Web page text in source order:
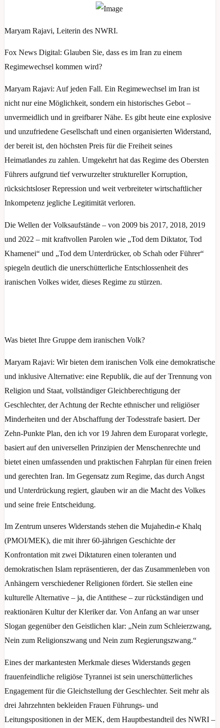
Maryam Rajavi, Leiterin des NWRI.
Fox News Digital: Glauben Sie, dass es im Iran zu einem
Regimewechsel kommen wird?
Maryam Rajavi: Auf jeden Fall. Ein Regimewechsel im Iran ist
nicht nur eine Möglichkeit, sondern ein historisches Gebot –
unvermeidlich und in greifbarer Nähe. Es gibt heute eine explosive
und unzufriedene Gesellschaft und einen organisierten Widerstand,
der bereit ist, den höchsten Preis für die Freiheit seines
Heimatlandes zu zahlen. Umgekehrt hat das Regime des Obersten
Führers aufgrund tief verwurzelter struktureller Korruption,
rücksichtsloser Repression und weit verbreiteter wirtschaftlicher
Inkompetenz jegliche Legitimität verloren.
Die Wellen der Volksaufstände – von 2009 bis 2017, 2018, 2019
und 2022 – mit kraftvollen Parolen wie „Tod dem Diktator, Tod
Khamenei“ und „Tod dem Unterdrücker, ob Schah oder Führer“
spiegeln deutlich die unerschütterliche Entschlossenheit des
iranischen Volkes wider, dieses Regime zu stürzen.
Was bietet Ihre Gruppe dem iranischen Volk?
Maryam Rajavi: Wir bieten dem iranischen Volk eine demokratische
und inklusive Alternative: eine Republik, die auf der Trennung von
Religion und Staat, vollständiger Gleichberechtigung der
Geschlechter, der Achtung der Rechte ethnischer und religiöser
Minderheiten und der Abschaffung der Todesstrafe basiert. Der
Zehn-Punkte Plan, den ich vor 19 Jahren dem Europarat vorlegte,
basiert auf den universellen Prinzipien der Menschenrechte und
bietet einen umfassenden und praktischen Fahrplan für einen freien
und gerechten Iran. Im Gegensatz zum Regime, das durch Angst
und Unterdrückung regiert, glauben wir an die Macht des Volkes
und seine freie Entscheidung.
Im Zentrum unseres Widerstands stehen die Mujahedin-e Khalq
(PMOI/MEK), die mit ihrer 60-jährigen Geschichte der
Konfrontation mit zwei Diktaturen einen toleranten und
demokratischen Islam repräsentieren, der das Zusammenleben von
Anhängern verschiedener Religionen fördert. Sie stellen eine
kulturelle Alternative – ja, die Antithese – zur rückständigen und
reaktionären Kultur der Kleriker dar. Von Anfang an war unser
Slogan gegenüber den Geistlichen klar: „Nein zum Schleierzwang,
Nein zum Religionszwang und Nein zum Regierungszwang.“
Eines der markantesten Merkmale dieses Widerstands gegen
frauenfeindliche religiöse Tyrannei ist sein unerschütterliches
Engagement für die Gleichstellung der Geschlechter. Seit mehr als
drei Jahrzehnten bekleiden Frauen Führungs- und
Leitungspositionen in der MEK, dem Hauptbestandteil des NWRI –